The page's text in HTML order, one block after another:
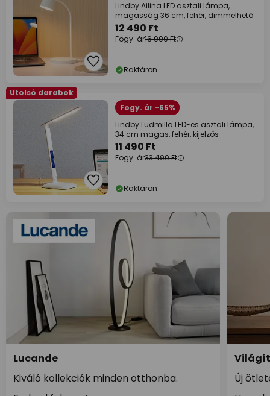
Lindby Ailina LED asztali lámpa,
magasság 36 cm, fehér, dimmelhető
12 490 Ft
Fogy. ár16 990 Ft
Raktáron
Utolsó darabok
Fogy. ár -65%
Lindby Ludmilla LED-es asztali lámpa,
34 cm magas, fehér, kijelzős
11 490 Ft
Fogy. ár33 490 Ft
Raktáron
Lucande
Kiváló kollekciók minden otthonba.
Új